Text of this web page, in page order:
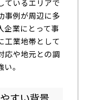
ているエリアで
事例が周辺に多
企業にとって事
工業地帯として
応や地元との調
。